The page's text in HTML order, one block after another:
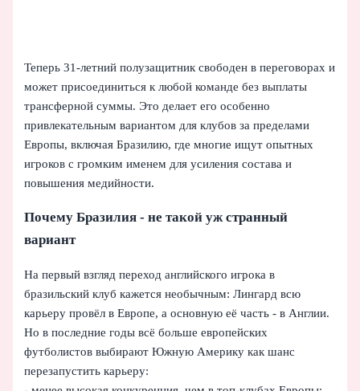
Теперь 31‑летний полузащитник свободен в переговорах и
может присоединиться к любой команде без выплаты
трансферной суммы. Это делает его особенно
привлекательным вариантом для клубов за пределами
Европы, включая Бразилию, где многие ищут опытных
игроков с громким именем для усиления состава и
повышения медийности.
Почему Бразилия - не такой уж странный
вариант
На первый взгляд переход английского игрока в
бразильский клуб кажется необычным: Лингард всю
карьеру провёл в Европе, а основную её часть - в Англии.
Но в последние годы всё больше европейских
футболистов выбирают Южную Америку как шанс
перезапустить карьеру: